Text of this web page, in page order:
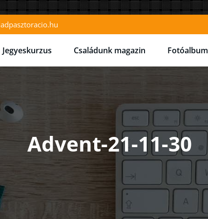
Jegyeskurzus Családunk magazin Fotóalbum
Advent-21-11-30